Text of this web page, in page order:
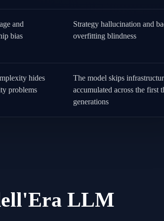
and
bias
Strategy hallucination and
overfitting blindness
hides
problems
The model skips
accumulated across the first
generations
LLM